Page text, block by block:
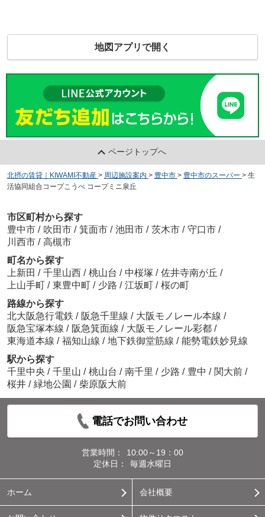
地図アプリで開く
ページトップへ
北摂の賃貸｜KIWAMI不動産 > 周辺施設案内 > 豊中市 > 豊中市のスーパー > 生
活協同組合コープこうべ コープミニ泉丘
市区町村から探す
豊中市 / 吹田市 / 箕面市 / 池田市 / 茨木市 / 守口市 /
川西市 / 高槻市
町名から探す
上新田 / 千里山西 / 桃山台 / 中桜塚 / 佐井寺南が丘 /
上山手町 / 東豊中町 / 少路 / 江坂町 / 桜の町
路線から探す
北大阪急行電鉄 / 阪急千里線 / 大阪モノレール本線 /
阪急宝塚本線 / 阪急箕面線 / 大阪モノレール彩都 /
東海道本線 / 福知山線 / 地下鉄御堂筋線 / 能勢電鉄妙見線
駅から探す
千里中央 / 千里山 / 桃山台 / 南千里 / 少路 / 豊中 / 関大前 /
桜井 / 緑地公園 / 柴原阪大前
電話でお問い合わせ
営業時間：
10:00～19：00
定休日：
毎週水曜日
ホーム 会社概要